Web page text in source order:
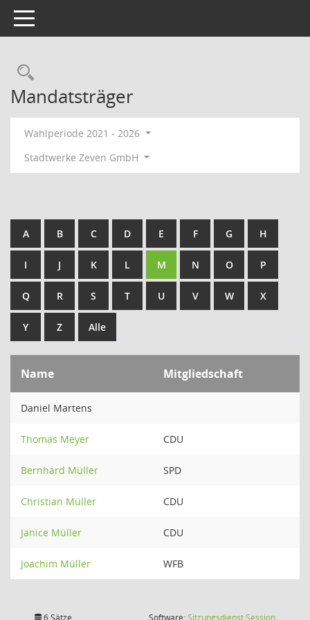
Toggle navigation
Rechercheauswahl
Mandatsträger
Wahlperiode 2021 - 2026
Stadtwerke Zeven GmbH
A B C D E F G H
I J K L M N O P
Q R S T U V W X
Y Z Alle
Name Mitgliedschaft
Daniel Martens
Thomas Meyer CDU
Bernhard Müller SPD
Christian Müller CDU
Janice Müller CDU
Joachim Müller WFB
6 Sätze Software:SitzungsdienstSession(Wird in